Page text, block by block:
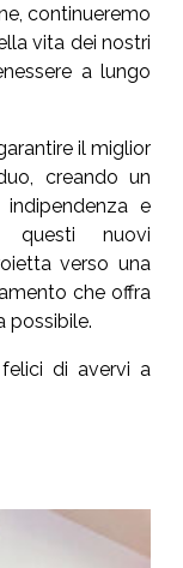
continueremo
vita dei nostri
a lungo
il miglior
creando un
e
questi nuovi
verso una
che offra
possibile.
felici di avervi a